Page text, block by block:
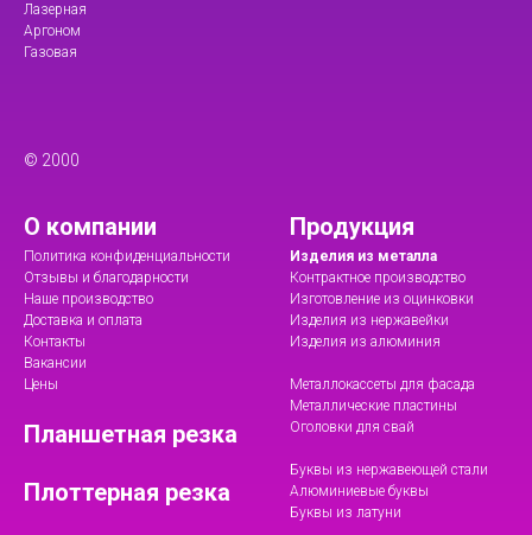
Лазерная
Аргоном
Газовая
© 2000
О компании
Политика конфиденциальности
Отзывы и благодарности
Наше производство
Доставка и оплата
Контакты
Вакансии
Цены
Планшетная резка
Плоттерная резка
Продукция
Изделия из металла
Контрактное производство
Изготовление из оцинковки
Изделия из нержавейки
Изделия из алюминия
Металлокассеты для фасада
Металлические пластины
Оголовки для свай
Буквы из нержавеющей стали
Алюминиевые буквы
Буквы из латуни